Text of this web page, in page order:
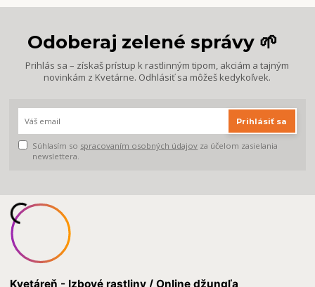
Odoberaj zelené správy 🌱
Prihlás sa – získaš prístup k rastlinným tipom, akciám a tajným
novinkám z Kvetárne. Odhlásiť sa môžeš kedykoľvek.
Prihlásiť sa
Súhlasím so spracovaním osobných údajov za účelom zasielania
newslettera.